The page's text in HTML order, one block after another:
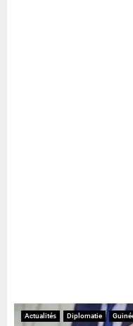
Actualités Diplomatie